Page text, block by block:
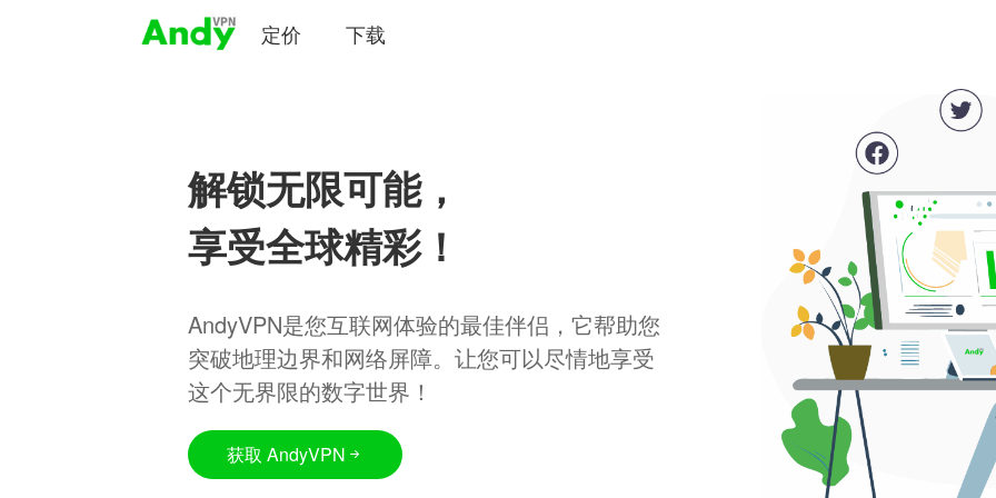
定价 下载
解锁无限可能，
享受全球精彩！
AndyVPN是您互联网体验的最佳伴侣，它帮助您
突破地理边界和网络屏障。让您可以尽情地享受
这个无界限的数字世界！
获取 AndyVPN